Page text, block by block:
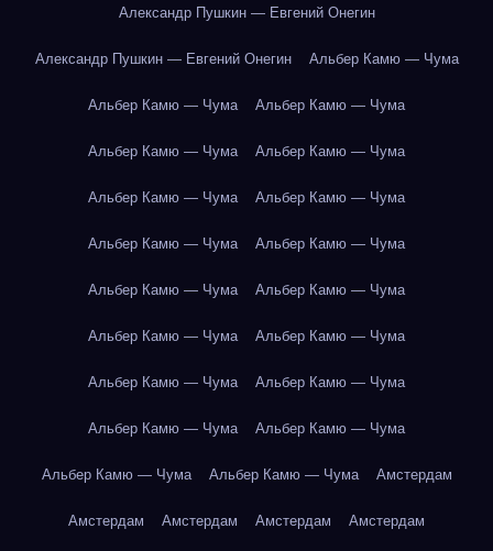
Александр Пушкин — Евгений Онегин
Александр Пушкин — Евгений Онегин Альбер Камю — Чума
Альбер Камю — Чума Альбер Камю — Чума
Альбер Камю — Чума Альбер Камю — Чума
Альбер Камю — Чума Альбер Камю — Чума
Альбер Камю — Чума Альбер Камю — Чума
Альбер Камю — Чума Альбер Камю — Чума
Альбер Камю — Чума Альбер Камю — Чума
Альбер Камю — Чума Альбер Камю — Чума
Альбер Камю — Чума Альбер Камю — Чума
Альбер Камю — Чума Альбер Камю — Чума Амстердам
Амстердам Амстердам Амстердам Амстердам